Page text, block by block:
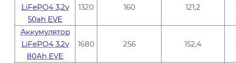
LiFePO4 3,2v
50ah EVE
1320 160 121,2
Аккумулятор
LiFePO4 3.2v
80Ah EVE
1680 256 152,4